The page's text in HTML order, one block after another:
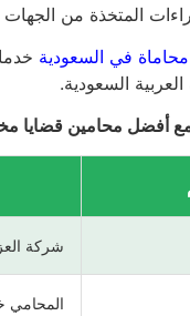
المتخذة من
في السعودية
السعودية.
مع أفضل محامين قضايا
شركة
المحامي